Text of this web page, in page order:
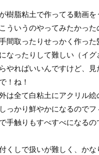
樹脂粘土で作ってる動画
ういうのやってみたかっ
間取ったりせっかく作っ
なったりして難しい（イ
やればいいんですけど、
！ね！
は全て白粘土にアクリル
っかり鮮やかになるので
手触りもすべすべになる
くしで扱いが難しく、か